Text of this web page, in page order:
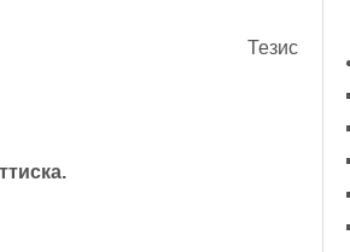
Тезис